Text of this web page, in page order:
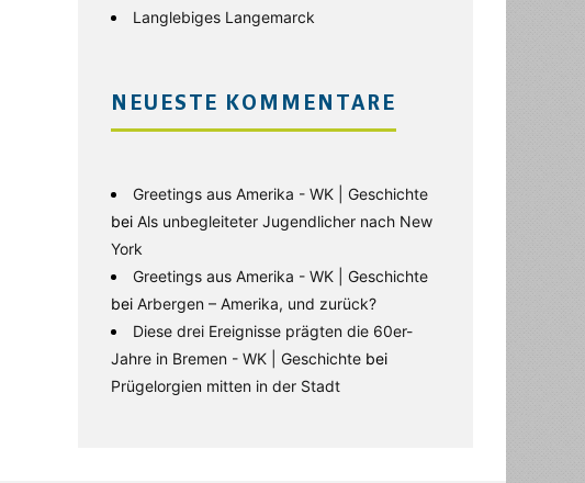
Langlebiges Langemarck
NEUESTE KOMMENTARE
Greetings aus Amerika - WK | Geschichte
bei Als unbegleiteter Jugendlicher nach New
York
Greetings aus Amerika - WK | Geschichte
bei Arbergen – Amerika, und zurück?
Diese drei Ereignisse prägten die 60er-
Jahre in Bremen - WK | Geschichte bei
Prügelorgien mitten in der Stadt